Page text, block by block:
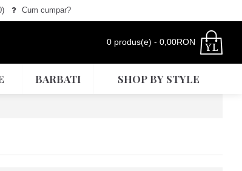
) Cum cumpar?
0 produs(e) - 0,00RON
BARBATI SHOP BY STYLE